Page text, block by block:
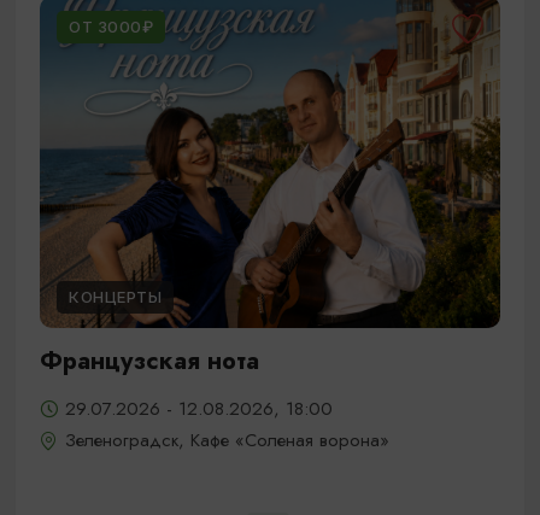
ОТ 3000₽
КОНЦЕРТЫ
Французская нота
29.07.2026 - 12.08.2026, 18:00
Зеленоградск, Кафе «Соленая ворона»